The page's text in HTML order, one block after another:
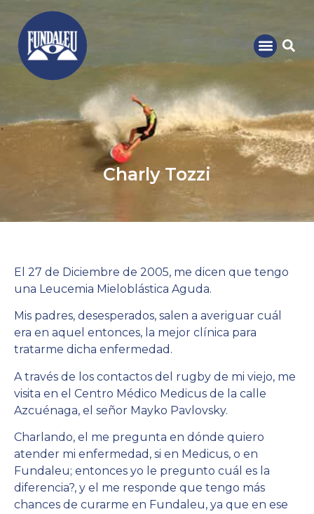
Charly Tozzi
El 27 de Diciembre de 2005, me dicen que tengo
una Leucemia Mieloblástica Aguda.
Mis padres, desesperados, salen a averiguar cuál
era en aquel entonces, la mejor clínica para
tratarme dicha enfermedad.
A través de los contactos del rugby de mi viejo, me
visita en el Centro Médico Medicus de la calle
Azcuénaga, el señor Mayko Pavlovsky.
Charlando, el me pregunta en dónde quiero
atender mi enfermedad, si en Medicus, o en
Fundaleu; entonces yo le pregunto cuál es la
diferencia?, y el me responde que tengo más
chances de curarme en Fundaleu, ya que en ese